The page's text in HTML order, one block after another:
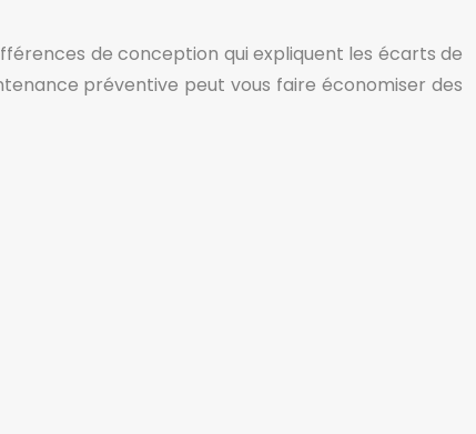
de conception qui expliquent les écarts de
préventive peut vous faire économiser des